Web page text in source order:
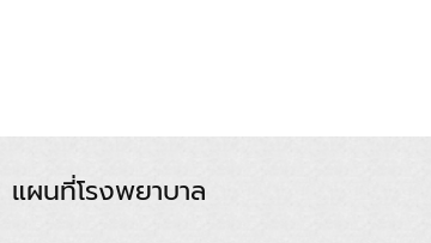
แผนที่โรงพยาบาล